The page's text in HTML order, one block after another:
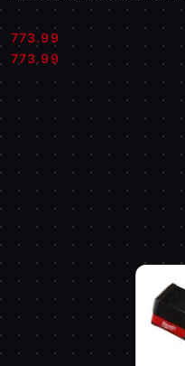
Cena:
773.99
Cena:
773.99